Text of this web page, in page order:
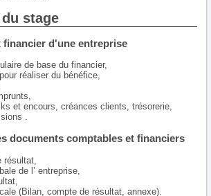
stage
financier d'une entreprise
de base du financier,
réaliser du bénéfice,
et encours, créances clients, trésorerie,
.
documents comptables et financiers
résultat,
de l’ entreprise,
(Bilan, compte de résultat, annexe).